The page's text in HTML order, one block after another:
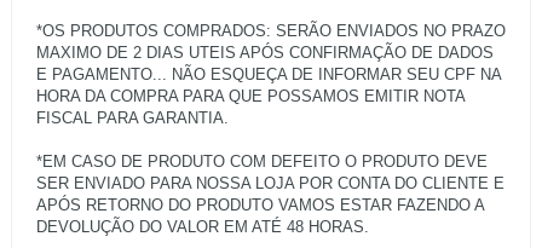
*OS PRODUTOS COMPRADOS: SERÃO ENVIADOS NO PRAZO
MAXIMO DE 2 DIAS UTEIS APÓS CONFIRMAÇÃO DE DADOS
E PAGAMENTO... NÃO ESQUEÇA DE INFORMAR SEU CPF NA
HORA DA COMPRA PARA QUE POSSAMOS EMITIR NOTA
FISCAL PARA GARANTIA.
*EM CASO DE PRODUTO COM DEFEITO O PRODUTO DEVE
SER ENVIADO PARA NOSSA LOJA POR CONTA DO CLIENTE E
APÓS RETORNO DO PRODUTO VAMOS ESTAR FAZENDO A
DEVOLUÇÃO DO VALOR EM ATÉ 48 HORAS.